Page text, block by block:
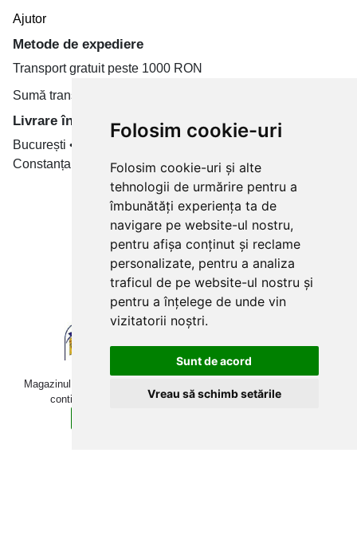
Folosim cookie-uri
Folosim cookie-uri și alte
tehnologii de urmărire pentru a
îmbunătăți experiența ta de
navigare pe website-ul nostru,
pentru afișa conținut și reclame
personalizate, pentru a analiza
traficul de pe website-ul nostru și
pentru a înțelege de unde vin
vizitatorii noștri.
Sunt de acord
Vreau să schimb setările
Magazinul online betoniera-roaba.ro folosește cookies. Navigând în
continuare, îți exprimi acordul pentru folosirea acestora.
Ajutor
Metode de expediere
Transport gratuit peste 1000 RON
Sumă transport de la 19.99 RON
Livrare în toate țară
București • Cluj-Napoca • Brașov • Timișoara • Iași •
Constanța • Craiova
Plăți cu card bancar prin